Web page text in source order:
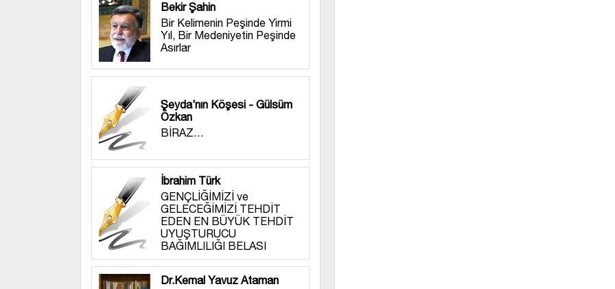
Bekir Şahin
Bir Kelimenin Peşinde Yirmi
Yıl, Bir Medeniyetin Peşinde
Asırlar
Şeyda’nın Köşesi - Gülsüm
Özkan
BİRAZ…
İbrahim Türk
GENÇLİĞİMİZİ ve
GELECEĞİMİZİ TEHDİT
EDEN EN BÜYÜK TEHDİT
UYUŞTURUCU
BAĞIMLILIĞI BELASI
Dr.Kemal Yavuz Ataman